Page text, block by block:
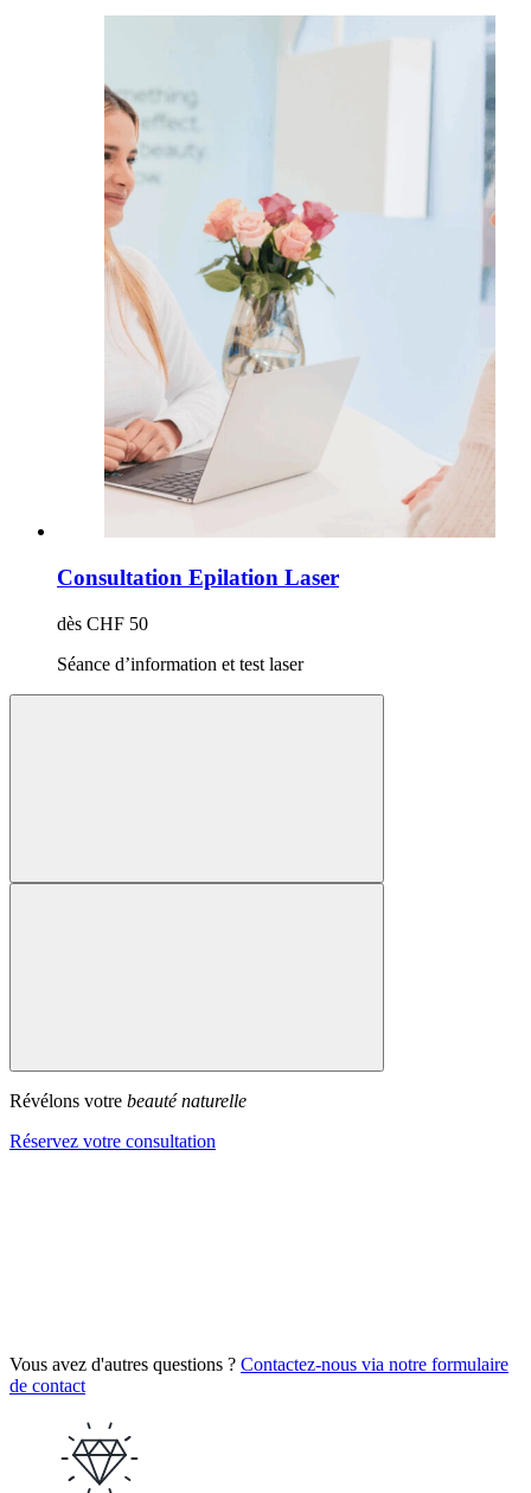
Consultation Epilation Laser
dès CHF 50
Séance d’information et test laser
Révélons votre beauté naturelle
Réservez votre consultation
Vous avez d'autres questions ? Contactez-nous via notre formulaire
de contact